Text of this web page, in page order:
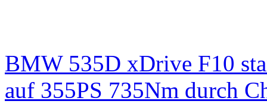
BMW 535D xDrive F10
auf 355PS 735Nm durch